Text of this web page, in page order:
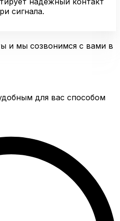
сигнала.
и мы созвонимся с вами в
для вас способом